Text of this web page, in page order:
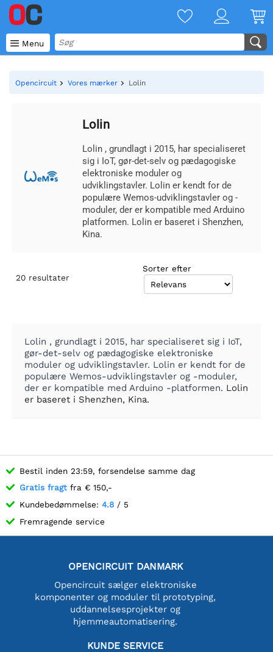
 Menu
Opencircuit Vores mærker Lolin
Lolin
Lolin , grundlagt i 2015, har specialiseret
sig i IoT, gør-det-selv og pædagogiske
elektroniske moduler og
udviklingstavler. Lolin er kendt for de
populære Wemos-udviklingstavler og -
moduler, der er kompatible med Arduino
platformen. Lolin er baseret i Shenzhen,
Kina.
20 resultater
Sorter efter
Lolin , grundlagt i 2015, har specialiseret sig i IoT,
gør-det-selv og pædagogiske elektroniske
moduler og udviklingstavler. Lolin er kendt for de
populære Wemos-udviklingstavler og -moduler,
der er kompatible med Arduino -platformen. Lolin
er baseret i Shenzhen, Kina.
Bestil inden 23:59, forsendelse samme dag
Gratis fragt fra € 150,-
Kundebedømmelse: 4.8 / 5
Fremragende service
OPENCIRCUIT DANMARK
Opencircuit sælger elektroniske
komponenter og moduler til prototyping,
uddannelsesprojekter og
hjemmeautomatisering.
KUNDE SERVICE